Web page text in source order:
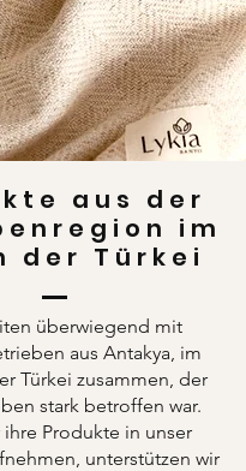
aus der
im
der Türkei
überwiegend mit
aus Antakya, im
Türkei zusammen, der
stark betroffen war.
Produkte in unser
unterstützen wir